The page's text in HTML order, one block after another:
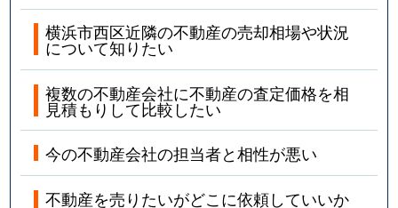
横浜市西区近隣の不動産の売却相場や状況
について知りたい
複数の不動産会社に不動産の査定価格を相
見積もりして比較したい
今の不動産会社の担当者と相性が悪い
不動産を売りたいがどこに依頼していいか